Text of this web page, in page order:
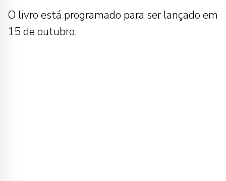
O livro está programado para ser lançado em
15 de outubro.